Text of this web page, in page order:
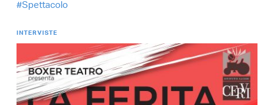
Spettacolo
INTERVISTE